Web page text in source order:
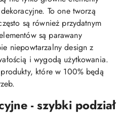
To one tworzą
są również przydatnym
są parawany
niepowtarzalny design z
i wygodą użytkowania.
które w 100% będą
- szybki podział